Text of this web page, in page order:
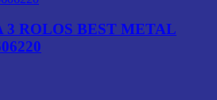
ROLOS BEST METAL